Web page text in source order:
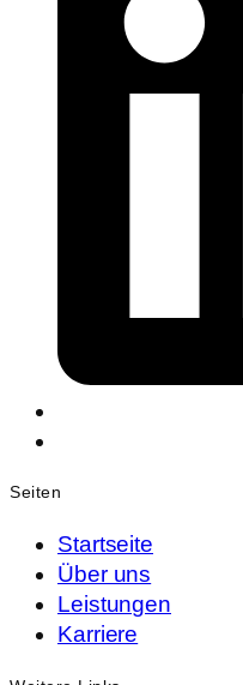
Seiten
Startseite
Über uns
Leistungen
Karriere